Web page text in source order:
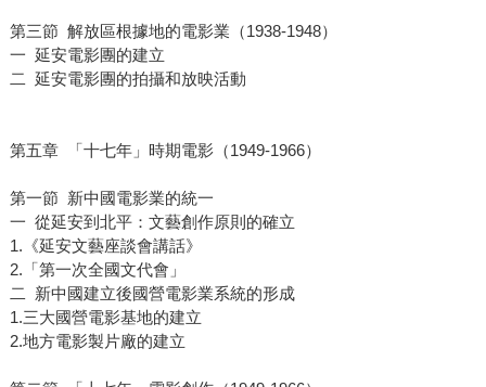
第三節 解放區根據地的電影業（1938-1948）
一 延安電影團的建立
二 延安電影團的拍攝和放映活動
第五章 「十七年」時期電影（1949-1966）
第一節 新中國電影業的統一
一 從延安到北平：文藝創作原則的確立
1.《延安文藝座談會講話》
2.「第一次全國文代會」
二 新中國建立後國營電影業系統的形成
1.三大國營電影基地的建立
2.地方電影製片廠的建立